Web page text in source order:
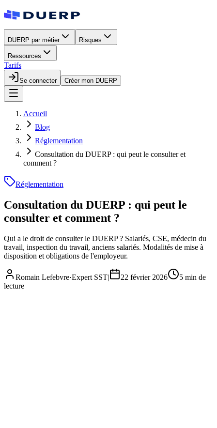
DUERP par métier Risques
Ressources
Tarifs
Se connecter Créer mon DUERP
Accueil
Blog
Réglementation
Consultation du DUERP : qui peut le consulter et
comment ?
Réglementation
Consultation du DUERP : qui peut le
consulter et comment ?
Qui a le droit de consulter le DUERP ? Salariés, CSE, médecin du
travail, inspection du travail, anciens salariés. Modalités de mise à
disposition et obligations de l'employeur.
Romain Lefebvre·Expert SST| 22 février 2026 5 min de
lecture